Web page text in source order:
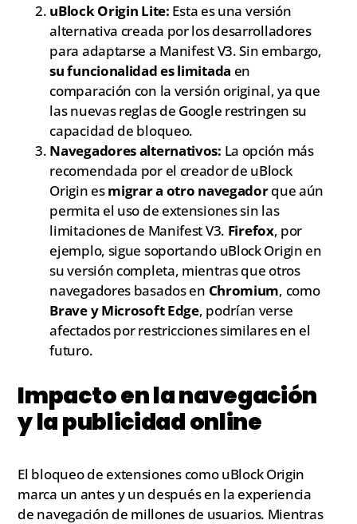
uBlock Origin Lite: Esta es una versión
alternativa creada por los desarrolladores
para adaptarse a Manifest V3. Sin embargo,
su funcionalidad es limitada en
comparación con la versión original, ya que
las nuevas reglas de Google restringen su
capacidad de bloqueo.
Navegadores alternativos: La opción más
recomendada por el creador de uBlock
Origin esmigrar a otro navegadorque aún
permita el uso de extensiones sin las
limitaciones de Manifest V3. Firefox, por
ejemplo, sigue soportando uBlock Origin en
su versión completa, mientras que otros
navegadores basados en Chromium, como
Brave y Microsoft Edge, podrían verse
afectados por restricciones similares en el
futuro.
Impacto en la navegación
y la publicidad online
El bloqueo de extensiones como uBlock Origin
marca un antes y un después en la experiencia
de navegación de millones de usuarios. Mientras